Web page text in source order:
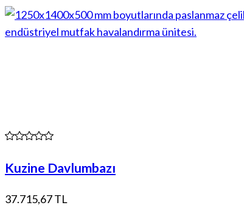
Kuzine Davlumbazı
37.715,67 TL